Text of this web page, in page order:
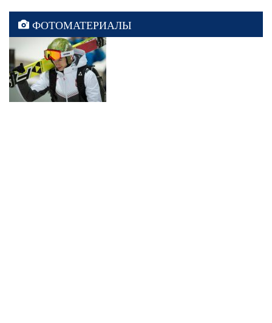
ФОТОМАТЕРИАЛЫ